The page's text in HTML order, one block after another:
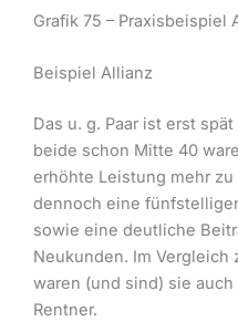
Grafik 75 – Praxisbeispiel
Beispiel Allianz
Das u. g. Paar ist erst
beide schon Mitte 40
erhöhte Leistung mehr
dennoch eine
sowie eine deutliche
Neukunden. Im Vergleich
waren (und sind) sie
Rentner.